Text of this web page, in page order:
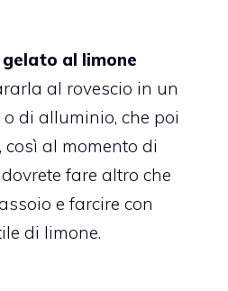
al limone
al rovescio in un
di alluminio, che poi
così al momento di
fare altro che
e farcire con
di limone.